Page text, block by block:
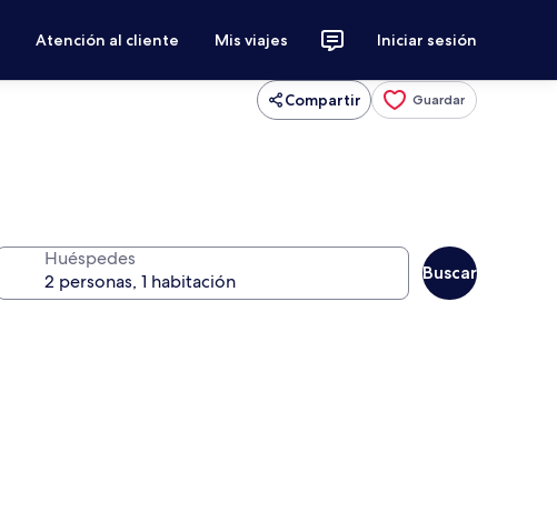
Atención al cliente Mis viajes Iniciar sesión
Compartir Guardar
Huéspedes
Buscar